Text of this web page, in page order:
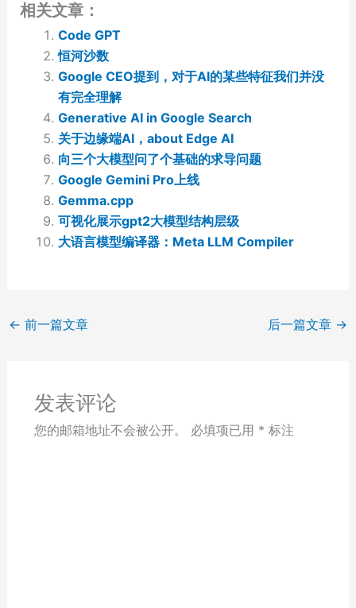
相关文章：
Code GPT
恒河沙数
Google CEO提到，对于AI的某些特征我们并没
有完全理解
Generative AI in Google Search
关于边缘端AI，about Edge AI
向三个大模型问了个基础的求导问题
Google Gemini Pro上线
Gemma.cpp
可视化展示gpt2大模型结构层级
大语言模型编译器：Meta LLM Compiler
← 前一篇文章 后一篇文章 →
发表评论
您的邮箱地址不会被公开。 必填项已用 * 标注